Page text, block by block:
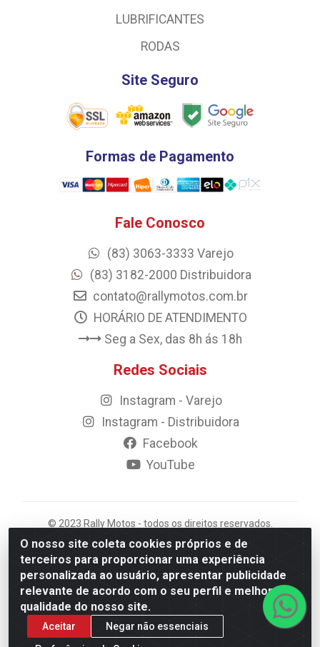
O nosso site coleta cookies próprios e de
terceiros para proporcionar uma experiência
personalizada ao usuário, apresentar publicidade
relevante de acordo com o seu perfil e melhorar a
qualidade do nosso site.
Aceitar
Negar não essenciais
LUBRIFICANTES
RODAS
Site Seguro
Formas de Pagamento
Fale Conosco
(83) 3063-3333 Varejo
(83) 3182-2000 Distribuidora
contato@rallymotos.com.br
HORÁRIO DE ATENDIMENTO
Seg a Sex, das 8h ás 18h
Redes Sociais
Instagram - Varejo
Instagram - Distribuidora
Facebook
YouTube
© 2023 Rally Motos - todos os direitos reservados.
Razão Social: Rally motos distribuidora, importadora e
transportadora de peças LTDA - CNPJ 09.262.859/0001-
43 - Rua Vigário Calixto 2900 - Catolé, Campina
Grande/PB